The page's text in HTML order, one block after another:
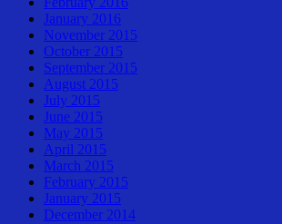
January 2016
November 2015
October 2015
September 2015
August 2015
July 2015
June 2015
May 2015
April 2015
March 2015
February 2015
January 2015
December 2014